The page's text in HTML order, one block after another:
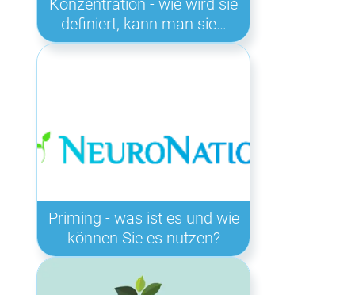
definiert, kann man sie…
Priming - was ist es und wie
können Sie es nutzen?